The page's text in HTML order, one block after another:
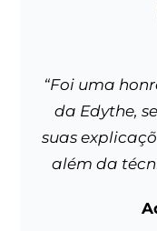
“Foi uma
da Edythe,
suas
além da